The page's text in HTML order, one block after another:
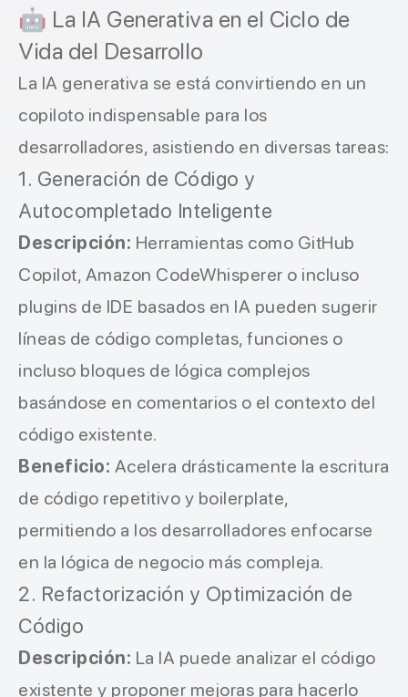
🤖 La IA Generativa en el Ciclo de
Vida del Desarrollo
La IA generativa se está convirtiendo en un
copiloto indispensable para los
desarrolladores, asistiendo en diversas tareas:
1. Generación de Código y
Autocompletado Inteligente
Descripción: Herramientas como GitHub
Copilot, Amazon CodeWhisperer o incluso
plugins de IDE basados en IA pueden sugerir
líneas de código completas, funciones o
incluso bloques de lógica complejos
basándose en comentarios o el contexto del
código existente.
Beneficio: Acelera drásticamente la escritura
de código repetitivo y boilerplate,
permitiendo a los desarrolladores enfocarse
en la lógica de negocio más compleja.
2. Refactorización y Optimización de
Código
Descripción: La IA puede analizar el código
existente y proponer mejoras para hacerlo